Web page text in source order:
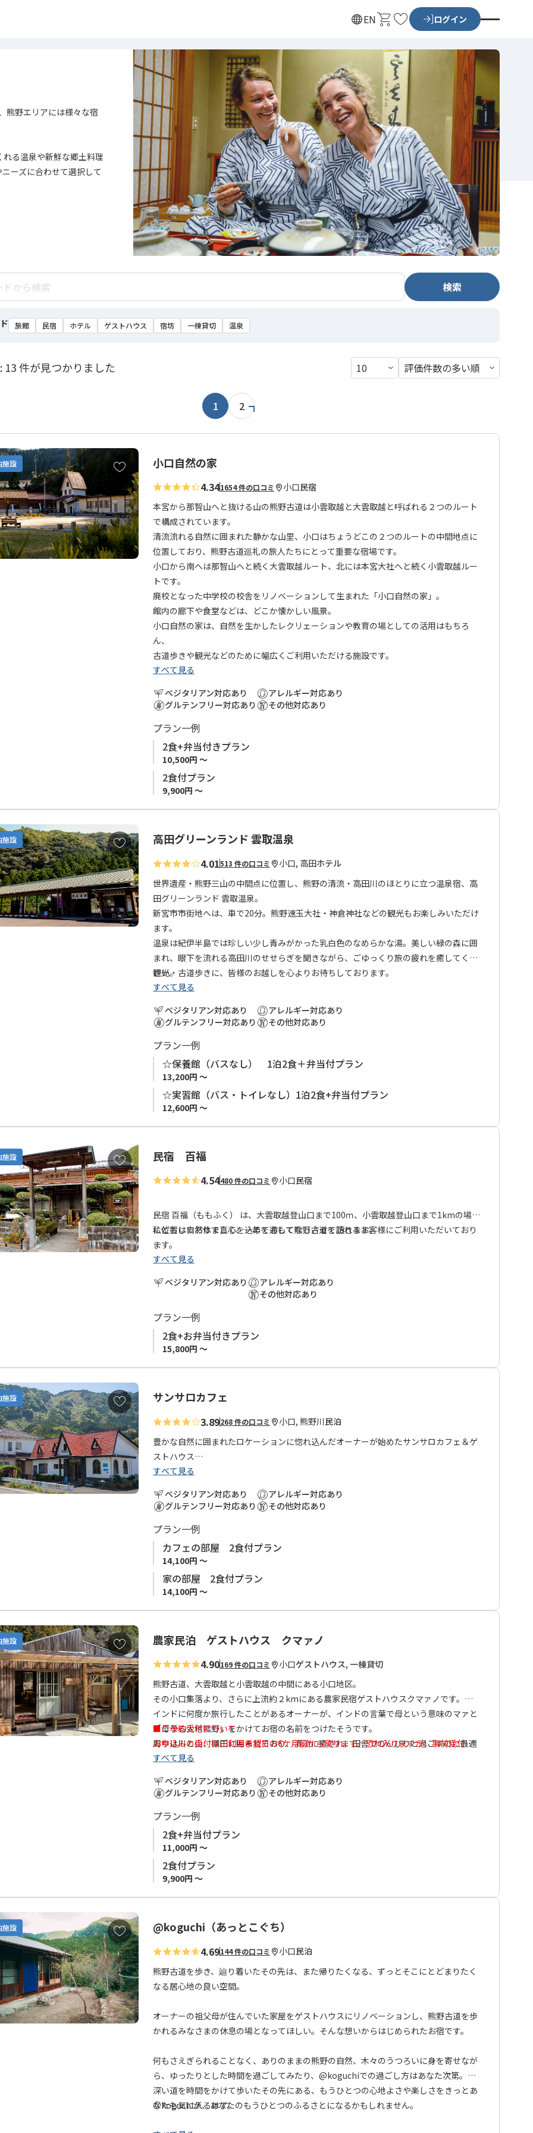
ENカ
ト
お
に
入
り
ログイン
熊野エリアには様々な宿
る温泉や新鮮な郷土料理
ーズに合わせて選択して
検索
旅館 民宿 ホテル ゲストハウス 宿坊 一棟貸切 温泉
13 件が見つかりました
1 2
施設
お
入
り
に
追
加
小口自然の家
4.341654 件の口コミ 小口民宿
本宮から那智山へと抜ける山の熊野古道は小雲取越と大雲取越と呼ばれる２つのルート
で構成されています。
清流流れる自然に囲まれた静かな山里、小口はちょうどこの２つのルートの中間地点に
位置しており、熊野古道巡礼の旅人たちにとって重要な宿場です。
小口から南へは那智山へと続く大雲取越ルート、北には本宮大社へと続く小雲取越ルー
トです。
廃校となった中学校の校舎をリノベーションして生まれた「小口自然の家」。
館内の廊下や食堂などは、どこか懐かしい風景。
小口自然の家は、自然を生かしたレクリェーションや教育の場としての活用はもちろ
ん、
古道歩きや観光などのために幅広くご利用いただける施設です。
すべて見る
ベジタリアン対応あり
グルテンフリー対応あり
アレルギー対応あり
その他対応あり
プラン一例
2食+弁当付きプラン
10,500円 ～
2食付プラン
9,900円 ～
施設
お
気
に
入
り
に
追
高田グリーンランド 雲取温泉
4.01513 件の口コミ 小口, 高田ホテル
世界遺産・熊野三山の中間点に位置し、熊野の清流・高田川のほとりに立つ温泉宿、高
田グリーンランド 雲取温泉。
新宮市市街地へは、車で20分。熊野速玉大社・神倉神社などの観光もお楽しみいただけ
ます。
温泉は紀伊半島では珍しい少し青みがかった乳白色のなめらかな湯。美しい緑の森に囲
まれ、眼下を流れる高田川のせせらぎを聞きながら、ごゆっくり旅の疲れを癒してくだ
さい。
観光・古道歩きに、皆様のお越しを心よりお待ちしております。
すべて見る
ベジタリアン対応あり
グルテンフリー対応あり
アレルギー対応あり
その他対応あり
プラン一例
☆保養館（バスなし） 1泊2食＋弁当付プラン
13,200円 ～
☆実習館（バス・トイレなし）1泊2食+弁当付プラン
12,600円 ～
施設
お
気
に
入
り
に
追
加
民宿 百福
4.54480 件の口コミ 小口民宿
民宿 百福（ももふく） は、大雲取越登山口まで100ｍ、小雲取越登山口まで1kmの場所
に位置しておりまして、一年を通して熊野古道を訪れるお客様にご利用いただいており
ます。
との会話を大切にしています。
私どもは自然体で真心を込めておもてなしさせて頂きます。
お客様には自分の家に帰ってきたような感覚になってもらえればと思って経営していま
※現在、当館は1日1組様（2名様まで）限定でのご予約とさせていただいております。
※連泊はお受けしておりません。
※児童・幼児・乳児のご宿泊はご遠慮いただいております。
すべて見る
ベジタリアン対応あり
アレルギー対応あり
その他対応あり
プラン一例
2食+お弁当付きプラン
15,800円 ～
施設
お
気
に
入
り
に
追
加
サンサロカフェ
3.89268 件の口コミ 小口, 熊野川民泊
豊かな自然に囲まれたロケーションに惚れ込んだオーナーが始めたサンサロカフェ＆ゲ
ストハウス
小口からバスで約15分、バス停からはすぐの場所にあります。
お風呂は歩いて約5分の「さつき温泉」をご利用ください。チェックインの際に無料入
浴利用券をお渡しします。
オーナーはヨガや音楽、癒しに精通しており、熊野の地の力を感じるエネルギーの持ち
主です。
素材や無添加にこだわった手作りの食事は評判で、肉や魚を使わない意識の高いビーガ
ン料理もリクエスト可能です。
本宮から那智山へとつながる熊野古道は小雲取越ルートと大雲取越ルートで構成されて
おり、小口はちょうどその中間地点に位置し、熊野古道を歩きの重要なポイントです。
熊野古道歩きはもちろん、熊野川川舟下り乗り場にも近く、周辺観光にもご利用いただ
けます。
すべて見る
ベジタリアン対応あり
グルテンフリー対応あり
アレルギー対応あり
その他対応あり
プラン一例
カフェの部屋 2食付プラン
14,100円 ～
家の部屋 2食付プラン
14,100円 ～
施設
お
気
に
入
り
に
追
加
農家民泊 ゲストハウス クマァノ
4.90169 件の口コミ 小口ゲストハウス, 一棟貸切
熊野古道、大雲取越と小雲取越の中間にある小口地区。
その小口集落より、さらに上流約２kmにある農家民宿ゲストハウスクマァノです。
インドに何度か旅行したことがあるオーナーが、インドの言葉で母という意味のマァと
「母なる大地熊野」をかけてお宿の名前をつけたそうです。
周りは川と山、棚田に囲まれており、清流に癒され、田舎でのんびりと過ごすのに最適
です。
お食事は自家農園で採れた無農薬野菜を中心とした家庭的な内容です。
１組限定なので、ご家族で、お友達同士で気兼ねなくお過ごしいただけます。
当館は2名様からのご利用に限らせて頂きます。
■ご予約受付について
お申込みの受付はご利用希望日の6ケ月前から承ります。恐れ入りますが、事前受付は
いたしかねますので、ご利用希望日の6ケ月前以降にお申込みいただきますようお願い
すべて見る
ベジタリアン対応あり
グルテンフリー対応あり
アレルギー対応あり
その他対応あり
プラン一例
2食+弁当付プラン
11,000円 ～
2食付プラン
9,900円 ～
施設
お
気
に
入
り
に
追
加
@koguchi（あっとこぐち）
4.69144 件の口コミ 小口民泊
熊野古道を歩き、辿り着いたその先は、また帰りたくなる、ずっとそこにとどまりたく
なる居心地の良い空間。
オーナーの祖父母が住んでいた家屋をゲストハウスにリノベーションし、熊野古道を歩
かれるみなさまの休息の場となってほしい。そんな想いからはじめられたお宿です。
何もさえぎられることなく、ありのままの熊野の自然、木々のうつろいに身を寄せなが
ら、ゆったりとした時間を過ごしてみたり、@koguchiでの過ごし方はあなた次第。山
深い道を時間をかけて歩いたその先にある、もうひとつの心地よさや楽しさをきっとあ
なたも気に入るはず。
＠koguchiが、あなたのもうひとつのふるさとになるかもしれません。